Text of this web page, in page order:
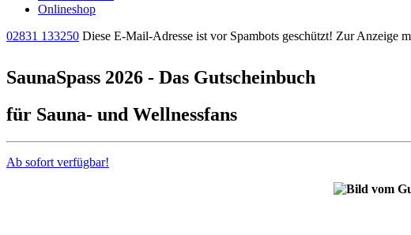
Onlineshop
02831 133250 Diese E-Mail-Adresse ist vor Spambots geschützt! Zur Anzeige
SaunaSpass 2026 - Das Gutscheinbuch
für Sauna- und Wellnessfans
Ab sofort verfügbar!